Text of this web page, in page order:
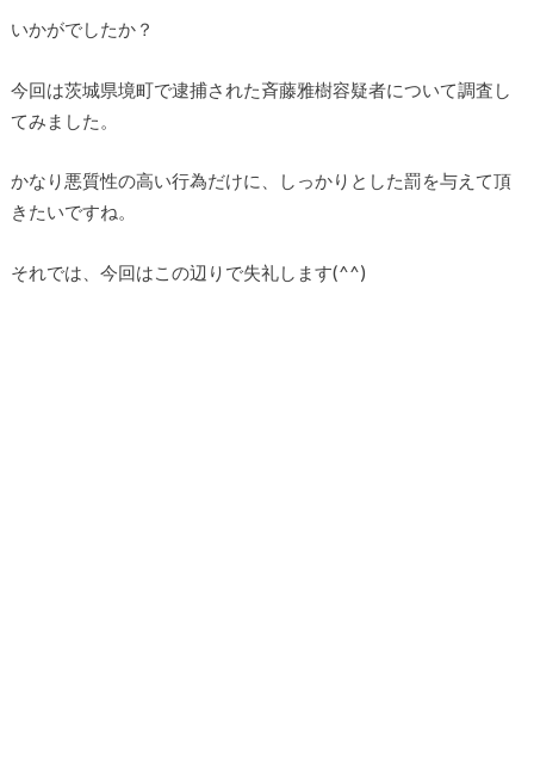
いかがでしたか？
今回は茨城県境町で逮捕された斉藤雅樹容疑者について調査し
てみました。
かなり悪質性の高い行為だけに、しっかりとした罰を与えて頂
きたいですね。
それでは、今回はこの辺りで失礼します(^^)